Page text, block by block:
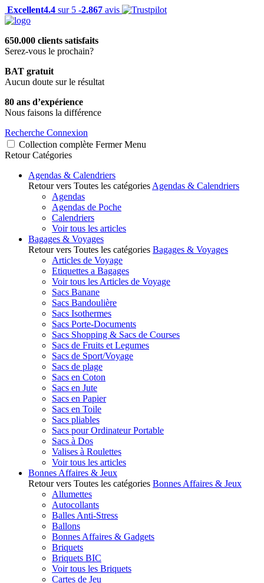
Excellent4.4 sur 5 -2.867 avis
650.000 clients satisfaits
Serez-vous le prochain?
BAT gratuit
Aucun doute sur le résultat
80 ans d’expérience
Nous faisons la différence
Recherche Connexion
Collection complète Fermer Menu
Retour Catégories
Agendas & Calendriers
Retour vers Toutes les catégories Agendas & Calendriers
Agendas
Agendas de Poche
Calendriers
Voir tous les articles
Bagages & Voyages
Retour vers Toutes les catégories Bagages & Voyages
Articles de Voyage
Etiquettes a Bagages
Voir tous les Articles de Voyage
Sacs Banane
Sacs Bandoulière
Sacs Isothermes
Sacs Porte-Documents
Sacs Shopping & Sacs de Courses
Sacs de Fruits et Legumes
Sacs de Sport/Voyage
Sacs de plage
Sacs en Coton
Sacs en Jute
Sacs en Papier
Sacs en Toile
Sacs pliables
Sacs pour Ordinateur Portable
Sacs à Dos
Valises à Roulettes
Voir tous les articles
Bonnes Affaires & Jeux
Retour vers Toutes les catégories Bonnes Affaires & Jeux
Allumettes
Autocollants
Balles Anti-Stress
Ballons
Bonnes Affaires & Gadgets
Briquets
Briquets BIC
Voir tous les Briquets
Cartes de Jeu